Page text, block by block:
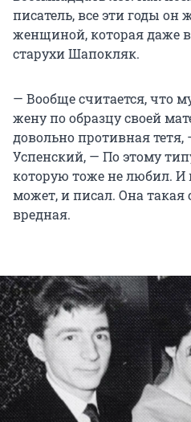
писатель, все эти годы
женщиной, которая даже
старухи Шапокляк.
— Вообще считается, что
жену по образцу своей
довольно противная
Успенский, — По этому
которую тоже не любил. И
может, и писал. Она такая
вредная.